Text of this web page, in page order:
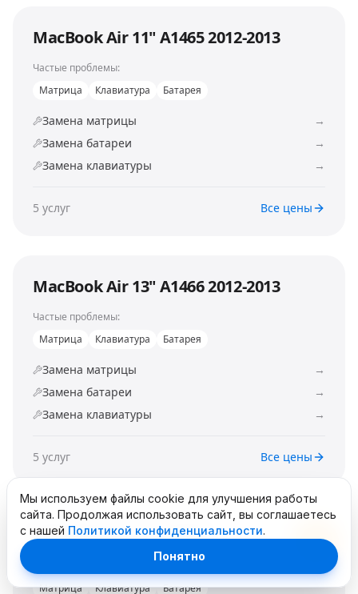
MacBook Air 11" A1465 2012-2013
Частые проблемы:
Матрица
Клавиатура Батарея
Замена матрицы
→
Замена батареи
→
Замена клавиатуры
→
5 услуг Все цены
MacBook Air 13" A1466 2012-2013
Частые проблемы:
Матрица
Клавиатура Батарея
Замена матрицы
→
Замена батареи
→
Замена клавиатуры
→
5 услуг Все цены
MacBook Air 11" A1370
Матрица
Клавиатура Батарея
Мы используем файлы cookie для улучшения работы
сайта. Продолжая использовать сайт, вы соглашаетесь
с нашей Политикой конфиденциальности.
Понятно